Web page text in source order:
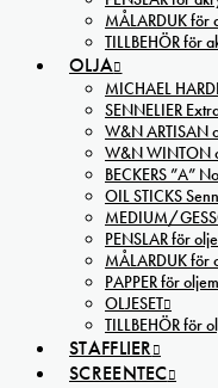
MÅLARDUK för
TILLBEHÖR för
OLJA
MICHAEL
SENNELIER
W&N ARTISAN
W&N WINTON
BECKERS ”A”
OIL STICKS
MEDIUM/
PENSLAR för
MÅLARDUK för
PAPPER för
OLJESET
TILLBEHÖR för
STAFFLIER
SCREENTEC